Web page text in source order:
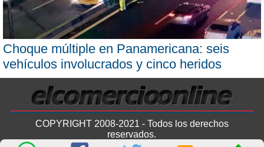
Choque múltiple en Panamericana: seis
vehículos involucrados y cinco heridos
COPYRIGHT 2008-2021 - Todos los derechos
reservados.